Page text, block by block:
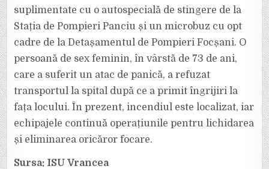
suplimentate cu o autospecială de stingere de la
Stația de Pompieri Panciu și un microbuz cu opt
cadre de la Detașamentul de Pompieri Focșani. O
persoană de sex feminin, în vârstă de 73 de ani,
care a suferit un atac de panică, a refuzat
transportul la spital după ce a primit îngrijiri la
fața locului. În prezent, incendiul este localizat, iar
echipajele continuă operațiunile pentru lichidarea
și eliminarea oricăror focare.
Sursa: ISU Vrancea